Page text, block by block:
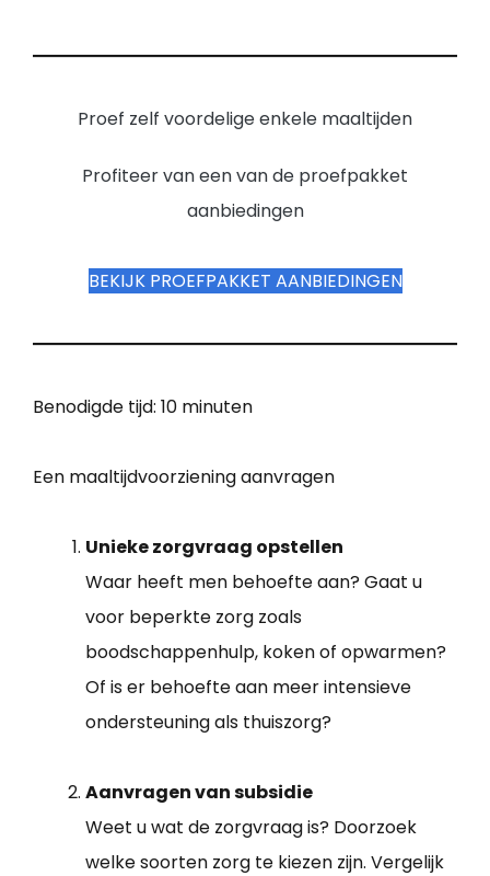
Proef zelf voordelige enkele maaltijden
Profiteer van een van de proefpakket
aanbiedingen
BEKIJK PROEFPAKKET AANBIEDINGEN
Benodigde tijd: 10 minuten
Een maaltijdvoorziening aanvragen
Unieke zorgvraag opstellen
Waar heeft men behoefte aan? Gaat u
voor beperkte zorg zoals
boodschappenhulp, koken of opwarmen?
Of is er behoefte aan meer intensieve
ondersteuning als thuiszorg?
Aanvragen van subsidie
Weet u wat de zorgvraag is? Doorzoek
welke soorten zorg te kiezen zijn. Vergelijk